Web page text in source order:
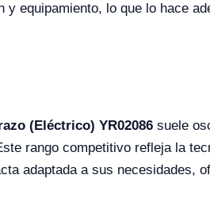
equipamiento, lo que lo hace
(Eléctrico) YR02086 suele
rango competitivo refleja la
adaptada a sus necesidades,